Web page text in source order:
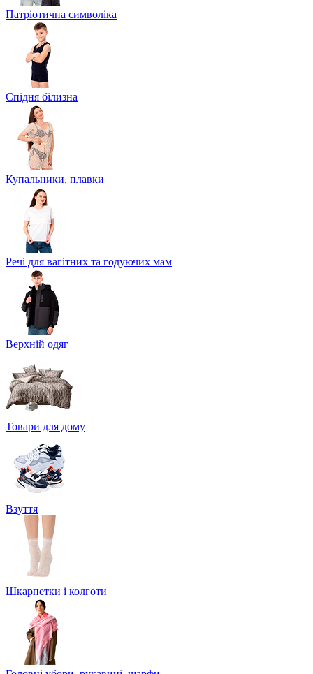
Патріотична символіка
Спідня білизна
Купальники, плавки
Речі для вагітних та годуючих мам
Верхній одяг
Товари для дому
Взуття
Шкарпетки і колготи